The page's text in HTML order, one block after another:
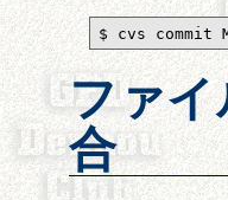
$ cvs commit
ファイ
合